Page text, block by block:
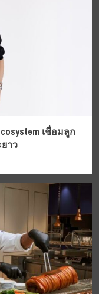
เชื่อมลูก
าว